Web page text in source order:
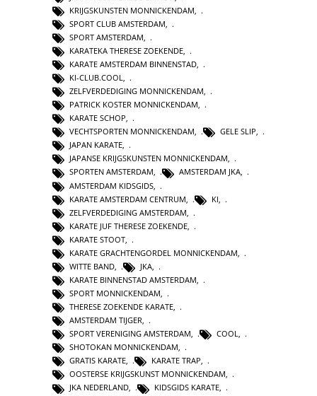
KRIJGSKUNSTEN MONNICKENDAM
SPORT CLUB AMSTERDAM
SPORT AMSTERDAM
KARATEKA THERESE ZOEKENDE
KARATE AMSTERDAM BINNENSTAD
KI-CLUB.COOL,
ZELFVERDEDIGING MONNICKENDAM,
PATRICK KOSTER MONNICKENDAM,
KARATE SCHOP,
VECHTSPORTEN MONNICKENDAM, GELE SLIP,
JAPAN KARATE,
JAPANSE KRIJGSKUNSTEN MONNICKENDAM,
SPORTEN AMSTERDAM, AMSTERDAM JKA,
AMSTERDAM KIDSGIDS
KARATE AMSTERDAM CENTRUM
KI
ZELFVERDEDIGING AMSTERDAM
KARATE JUF THERESE ZOEKENDE
KARATE STOOT
KARATE GRACHTENGORDEL MONNICKENDAM
WITTE BAND
JKA
KARATE BINNENSTAD AMSTERDAM
SPORT MONNICKENDAM,
THERESE ZOEKENDE KARATE,
AMSTERDAM TIJGER,
SPORT VERENIGING AMSTERDAM, COOL,
SHOTOKAN MONNICKENDAM,
GRATIS KARATE, KARATE TRAP,
OOSTERSE KRIJGSKUNST MONNICKENDAM,
JKA NEDERLAND, KIDSGIDS KARATE,